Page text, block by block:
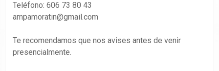
Teléfono: 606 73 80 43
ampamoratin@gmail.com
Te recomendamos que nos avises antes de venir
presencialmente.